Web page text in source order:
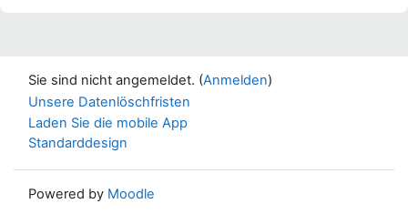
Sie sind nicht angemeldet. (Anmelden)
Unsere Datenlöschfristen
Laden Sie die mobile App
Standarddesign
Powered by Moodle